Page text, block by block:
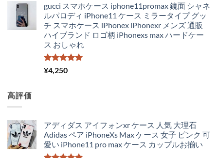
価
格
は
¥4,300
で
し
の
価
格
は
gucci スマホケース iphone11promax 鏡面 シャネ
ルパロディ iPhone11 ケース ミラータイプ グッ
チ スマホケース iPhonex iPhonexr メンズ 通販
ハイブランド ロゴ柄 iPhonexs max ハードケー
ス おしゃれ
5段階中
5.00
¥4,250
高評価
アディダス アイフォンxr ケース 人気 大理石
Adidas ペア iPhoneXs Max ケース 女子 ピンク 可
愛い iPhone11 pro max ケース カップルお揃い